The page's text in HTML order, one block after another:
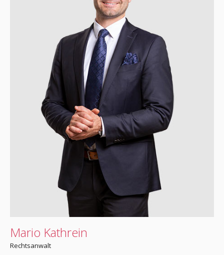
Mario Kathrein
Rechtsanwalt